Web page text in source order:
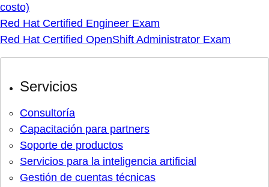
costo)
Red Hat Certified Engineer Exam
Red Hat Certified OpenShift Administrator Exam
Servicios
Consultoría
Capacitación para partners
Soporte de productos
Servicios para la inteligencia artificial
Gestión de cuentas técnicas